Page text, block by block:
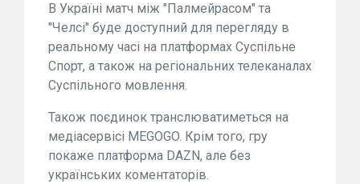
В Україні матч між "Палмейрасом" та
"Челсі" буде доступний для перегляду в
реальному часі на платформах Суспільне
Спорт, а також на регіональних телеканалах
Суспільного мовлення.
Також поєдинок транслюватиметься на
медіасервісі MEGOGO. Крім того, гру
покаже платформа DAZN, але без
українських коментаторів.